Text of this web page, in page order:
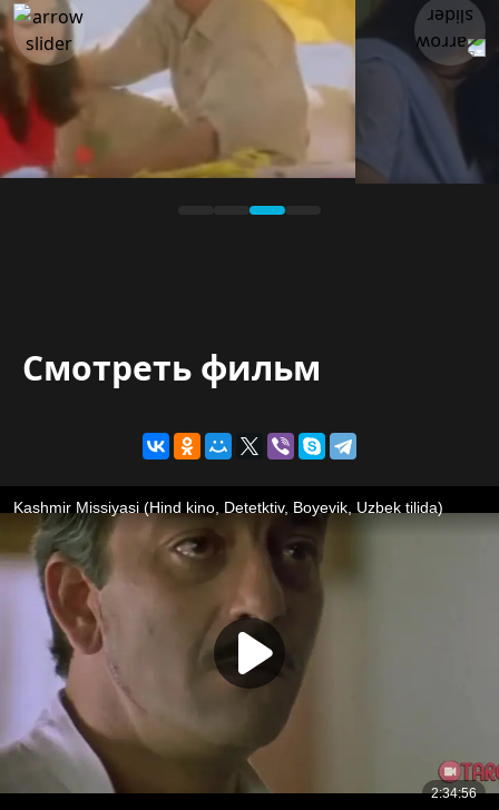
Смотреть фильм